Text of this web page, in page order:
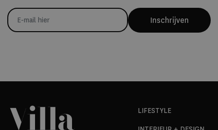
Inschrijven
LIFESTYLE